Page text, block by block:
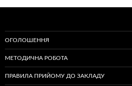
ОГОЛОШЕННЯ
МЕТОДИЧНА РОБОТА
ПРАВИЛА ПРИЙОМУ ДО ЗАКЛАДУ